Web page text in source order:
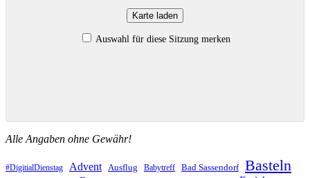
Karte laden
Auswahl für diese Sitzung merken
Alle Angaben ohne Gewähr!
#DigitialDienstag Advent Ausflug Babytreff Bad Sassendorf Basteln